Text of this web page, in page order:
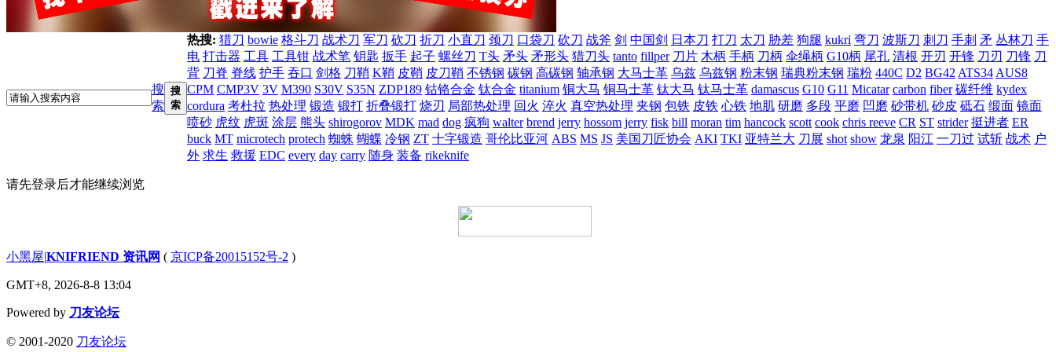
搜
索
搜
索
热搜: 猎刀 bowie 格斗刀 战术刀 军刀 砍刀 折刀 小直刀 颈刀 口袋刀 砍刀 战斧 剑 中国剑 日本刀 打刀 太刀 胁差 狗腿 kukri 弯刀 波斯刀 刺刀 手刺 矛 丛林刀 手
电 打击器 工具 工具钳 战术笔 钥匙 扳手 起子 螺丝刀 T头 矛头 矛形头 猎刀头 tanto fillper 刀片 木柄 手柄 刀柄 伞绳柄 G10柄 尾孔 清根 开刃 开锋 刀刃 刀锋 刀
背 刀脊 脊线 护手 吞口 剑格 刀鞘 K鞘 皮鞘 皮刀鞘 不锈钢 碳钢 高碳钢 轴承钢 大马士革 乌兹 乌兹钢 粉末钢 瑞典粉末钢 瑞粉 440C D2 BG42 ATS34 AUS8
CPM CMP3V 3V M390 S30V S35N ZDP189 钴铬合金 钛合金 titanium 铜大马 铜马士革 钛大马 钛马士革 damascus G10 G11 Micatar carbon fiber 碳纤维 kydex
cordura 考杜拉 热处理 锻造 锻打 折叠锻打 烧刃 局部热处理 回火 淬火 真空热处理 夹钢 包铁 皮铁 心铁 地肌 研磨 多段 平磨 凹磨 砂带机 砂皮 砥石 缎面 镜面
喷砂 虎纹 虎斑 涂层 熊头 shirogorov MDK mad dog 疯狗 walter brend jerry hossom jerry fisk bill moran tim hancock scott cook chris reeve CR ST strider 挺进者 ER
buck MT microtech protech 蜘蛛 蝴蝶 冷钢 ZT 十字锻造 哥伦比亚河 ABS MS JS 美国刀匠协会 AKI TKI 亚特兰大 刀展 shot show 龙泉 阳江 一刀过 试斩 战术 户
外 求生 救援 EDC every day carry 随身 装备 rikeknife
请先登录后才能继续浏览
小黑屋|KNIFRIEND 资讯网 ( 京ICP备20015152号-2 )
GMT+8, 2026-8-8 13:04
Powered by 刀友论坛
© 2001-2020 刀友论坛